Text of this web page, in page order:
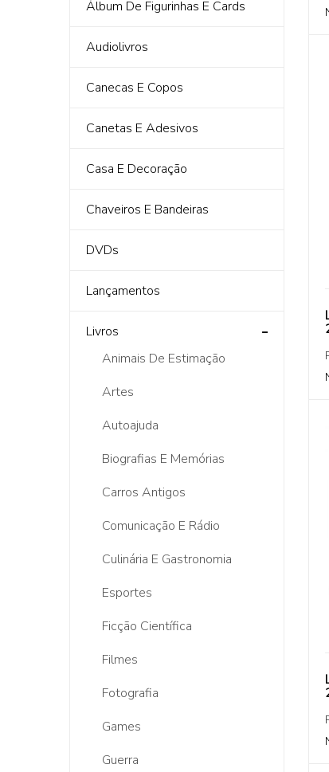
Álbum De Figurinhas E Cards
Audiolivros
Canecas E Copos
Canetas E Adesivos
Casa E Decoração
Chaveiros E Bandeiras
DVDs
Lançamentos
Livros
Animais De Estimação
Artes
Autoajuda
Biografias E Memórias
Carros Antigos
Comunicação E Rádio
Culinária E Gastronomia
Esportes
Ficção Científica
Filmes
Fotografia
Games
Guerra